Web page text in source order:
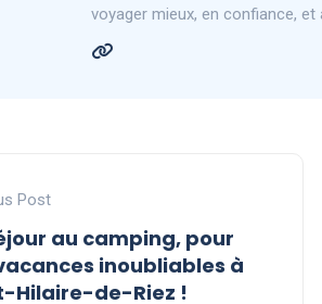
voyager mieux, en confiance, et
Post
au camping, pour
inoubliables à
Hilaire-de-Riez !